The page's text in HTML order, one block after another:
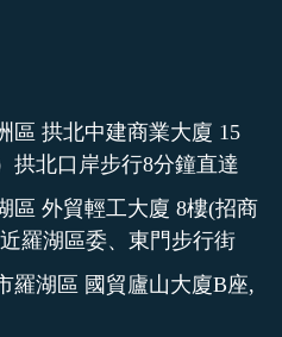
區 拱北中建商業大廈 15
拱北口岸步行8分鐘直達
區 外貿輕工大廈 8樓(招商
羅湖區委、東門步行街
羅湖區 國貿廬山大廈B座,